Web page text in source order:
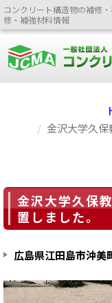
コンクリート構造物の補修
修・補強材料情報
金沢大学久
金沢大学久保
置しました。
広島県江田島市沖美